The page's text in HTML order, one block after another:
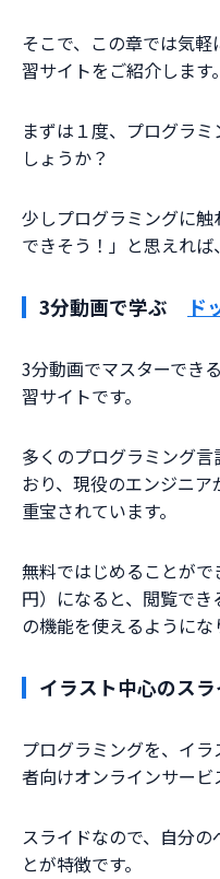
そこで、この章では気
習サイトをご紹介します。
まずは１度、プログラ
しょうか？
少しプログラミングに
できそう！」と思えれば
3分動画で学ぶ ド
3分動画でマスターでき
習サイトです。
多くのプログラミング
おり、現役のエンジニ
重宝されています。
無料ではじめることが
円）になると、閲覧で
の機能を使えるようにな
イラスト中心のス
プログラミングを、イ
者向けオンラインサービ
スライドなので、自分
とが特徴です。